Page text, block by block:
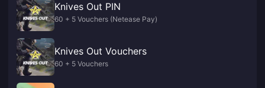
Knives Out PIN
60 + 5 Vouchers (Netease Pay)
Knives Out Vouchers
60 + 5 Vouchers